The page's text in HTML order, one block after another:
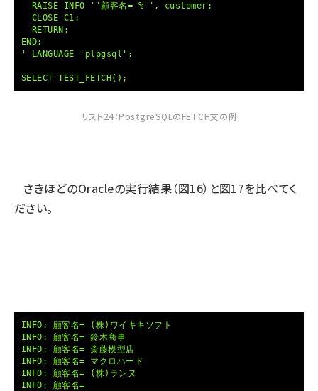
RAISE INFO ''顧客名= %'', customer;
CLOSE C1;
RETURN;
END;
' LANGUAGE 'plpgsql';
SELECT TEST_FETCH();
リスト24：PostgreSQLのFETCH文の例
さきほどのOracleの実行結果（図16）と図17を比べてく
ださい。
INFO: 顧客名= (株)ワイキキソフト
INFO: 顧客名= 鈴木商事
INFO: 顧客名= 斎藤模型店
INFO: 顧客名= マクロハード
INFO: 顧客名= (株)ランヌ
INFO: 顧客名=